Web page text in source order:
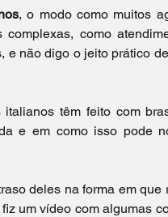
, o modo como muitos
como
e não digo o jeito prático
têm feito com
e em como isso pode
deles na forma em que
um vídeo com algumas